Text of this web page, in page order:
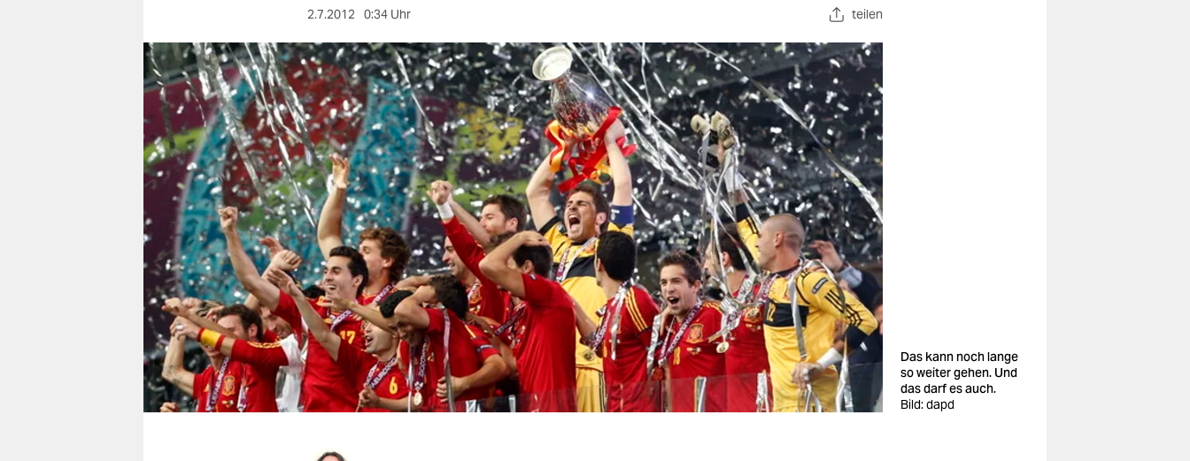
berlin
nord
wahrheit
verlag
verlag
veranstaltungen
shop
fragen & hilfe
unterstützen
abo
genossenschaft
2.7.2012 0:34 Uhr teilen
Das kann noch lange
so weiter gehen. Und
das darf es auch.
Bild: dapd